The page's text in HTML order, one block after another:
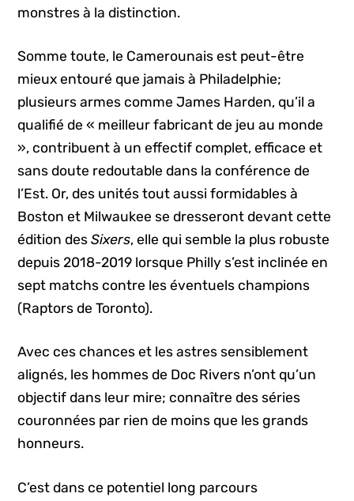
monstres à la distinction.
Somme toute, le Camerounais est peut-être
mieux entouré que jamais à Philadelphie;
plusieurs armes comme James Harden, qu’il a
qualifié de « meilleur fabricant de jeu au monde
», contribuent à un effectif complet, efficace et
sans doute redoutable dans la conférence de
l’Est. Or, des unités tout aussi formidables à
Boston et Milwaukee se dresseront devant cette
édition desSixers, elle qui semble la plus robuste
depuis 2018-2019 lorsque Philly s’est inclinée en
sept matchs contre les éventuels champions
(Raptors de Toronto).
Avec ces chances et les astres sensiblement
alignés, les hommes de Doc Rivers n’ont qu’un
objectif dans leur mire; connaître des séries
couronnées par rien de moins que les grands
honneurs.
C’est dans ce potentiel long parcours